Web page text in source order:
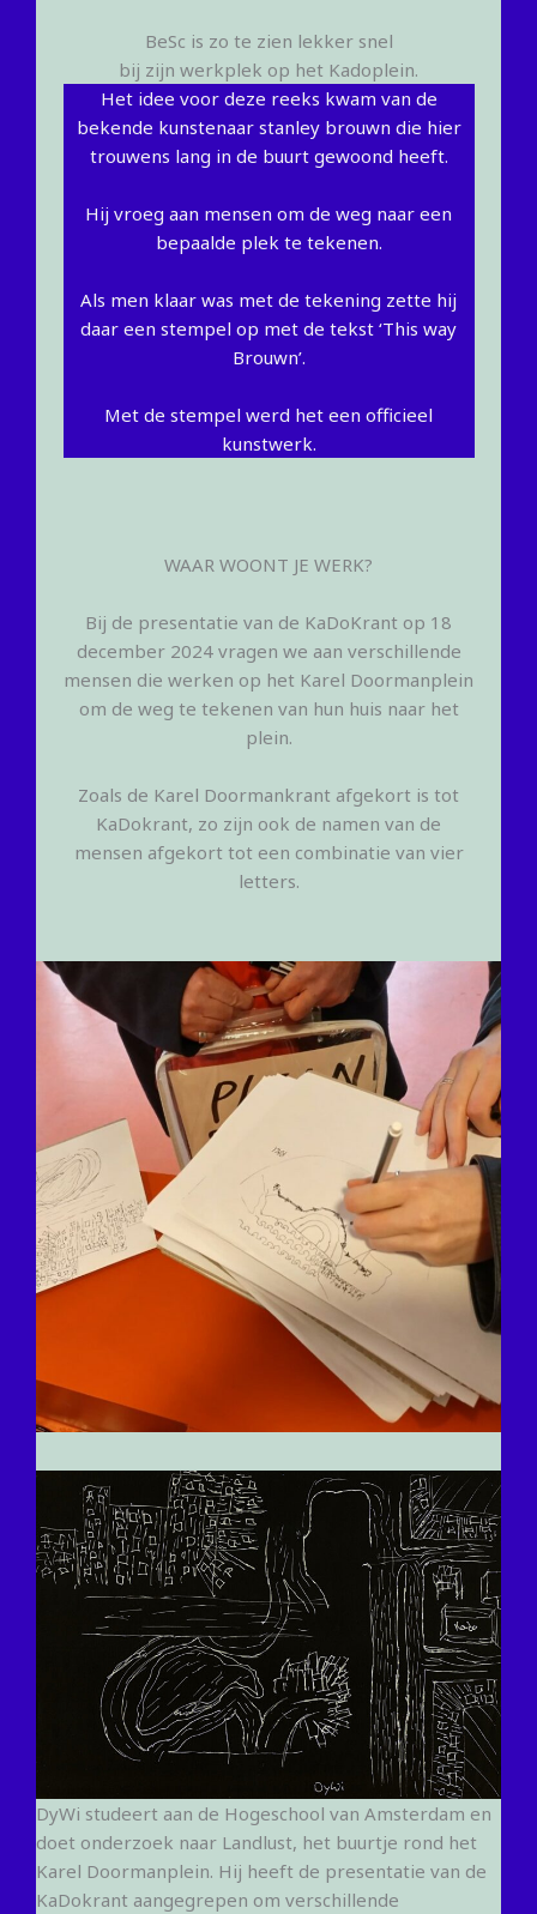
BeSc is zo te zien lekker snel
bij zijn werkplek op het Kadoplein.
Het idee voor deze reeks kwam van de
bekende kunstenaar stanley brouwn die hier
trouwens lang in de buurt gewoond heeft.
Hij vroeg aan mensen om de weg naar een
bepaalde plek te tekenen.
Als men klaar was met de tekening zette hij
daar een stempel op met de tekst ‘This way
Brouwn’.
Met de stempel werd het een officieel
kunstwerk.
WAAR WOONT JE WERK?
Bij de presentatie van de KaDoKrant op 18
december 2024 vragen we aan verschillende
mensen die werken op het Karel Doormanplein
om de weg te tekenen van hun huis naar het
plein.
Zoals de Karel Doormankrant afgekort is tot
KaDokrant, zo zijn ook de namen van de
mensen afgekort tot een combinatie van vier
letters.
DyWi studeert aan de Hogeschool van Amsterdam en
doet onderzoek naar Landlust, het buurtje rond het
Karel Doormanplein. Hij heeft de presentatie van de
KaDokrant aangegrepen om verschillende